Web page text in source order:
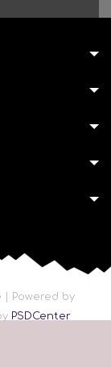
| Powered by
PSDCenter